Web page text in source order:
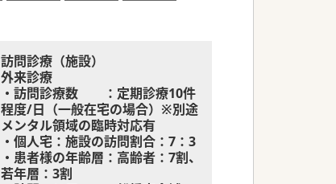
訪問診療（施設）
外来診療
・訪問診療数 ：定期診療10件
程度/日（一般在宅の場合）※別途
メンタル領域の臨時対応有
・個人宅：施設の訪問割合：7：3
・患者様の年齢層：高齢者：7割、
若年層：3割